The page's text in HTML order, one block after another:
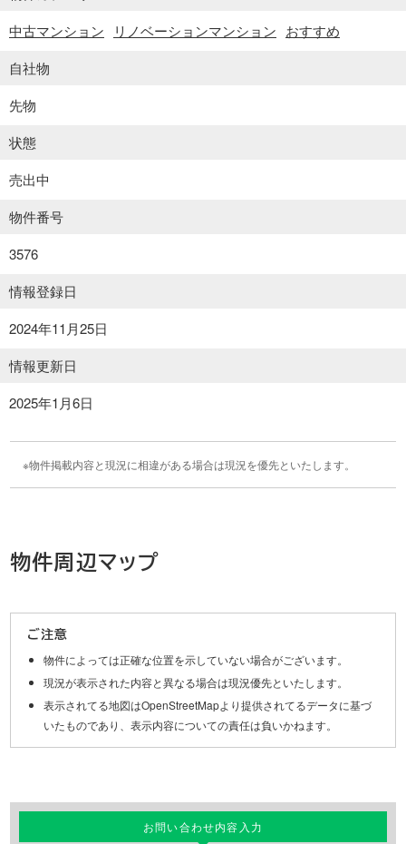
中古マンション
リノベーションマンション おすすめ
自社物
先物
状態
売出中
物件番号
3576
情報登録日
2024年11月25日
情報更新日
2025年1月6日
物件掲載内容と現況に相違がある場合は現況を優先といたします。
物件周辺マップ
ご注意
物件によっては正確な位置を示していない場合がございます。
現況が表示された内容と異なる場合は現況優先といたします。
表示されてる地図はOpenStreetMapより提供されてるデータに基づ
いたものであり、表示内容についての責任は負いかねます。
お問い合わせ内容入力